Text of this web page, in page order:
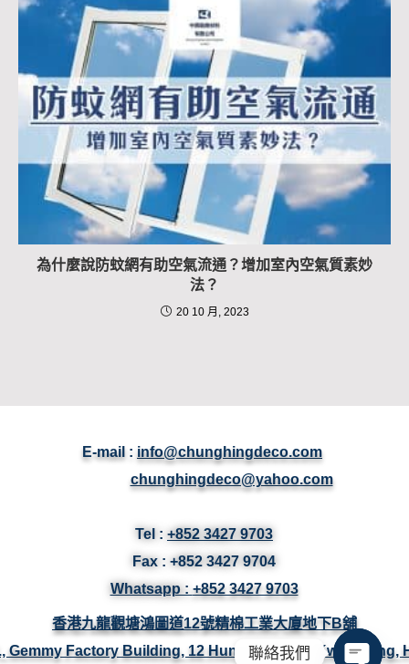
為什麼說防蚊網有助空氣流通？增加室內空氣質素妙
法？
20 10 月, 2023
E-mail : info@chunghingdeco.com
chunghingdeco@yahoo.com
Tel : +852 3427 9703
Fax : +852 3427 9704
Whatsapp : +852 3427 9703
香港九龍觀塘鴻圖道12號精棉工業大廈地下B舖
Gemmy Factory Building, 12 Hung To Road, Kwun Tong,
聯絡我們